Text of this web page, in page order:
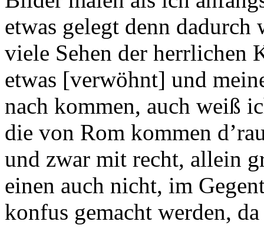
etwas gelegt denn dadurch
viele Sehen der herrlichen
etwas [verwöhnt] und
nach kommen, auch weiß
die von Rom kommen
und zwar mit recht, allein
einen auch nicht, im
konfus gemacht werden,